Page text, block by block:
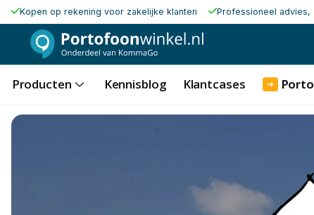
Kopen op rekening voor zakelijke klanten Professioneel advies,
Producten Kennisblog Klantcases ➜